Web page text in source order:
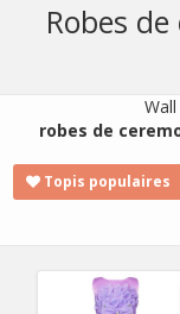
Robes
Wall
robes de
Topis populaires